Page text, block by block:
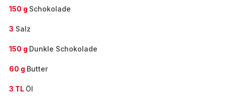
150 g Schokolade
3 Salz
150 g Dunkle Schokolade
60 g Butter
3 TL Öl